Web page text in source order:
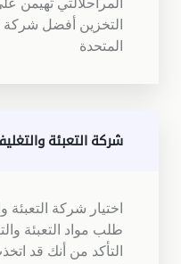
المراحلالتي تهيمن
التخزين أفضل شركة
المتحدة
شركة التعبئة
اختيار شركة
طلب مواد التعبئة
التأكد من أنك قد